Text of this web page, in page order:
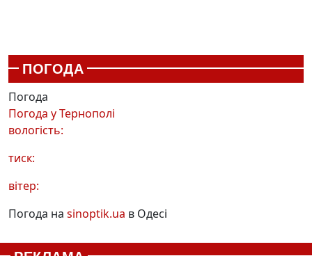
ПОГОДА
Погода
Погода уТернополі
вологість:
тиск:
вітер:
Погода на sinoptik.ua в Одесі